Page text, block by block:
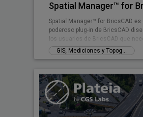
Spatial Manager™ for BricsCAD es
poderoso plug-in de BricsCAD
los usuarios de BricsCAD que
importar, exportar, transformar y
datos espaciales de una manera
funcionalidades no vistas hasta
BricsCAD
GIS, Mediciones y Topografía